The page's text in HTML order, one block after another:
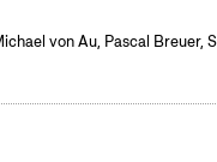
von Au, Pascal Breuer,